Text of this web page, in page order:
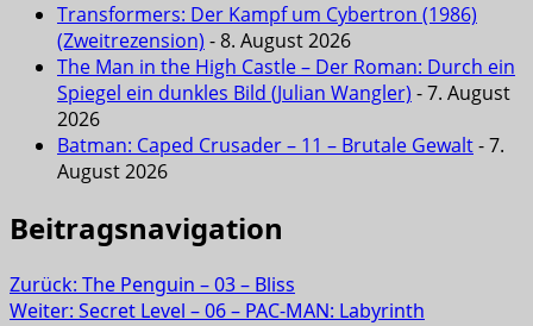
Transformers: Der Kampf um Cybertron (1986)
(Zweitrezension) - 8. August 2026
The Man in the High Castle – Der Roman: Durch ein
Spiegel ein dunkles Bild (Julian Wangler) - 7. August
2026
Batman: Caped Crusader – 11 – Brutale Gewalt- 7.
August 2026
Beitragsnavigation
Zurück: The Penguin – 03 – Bliss
Weiter: Secret Level – 06 – PAC-MAN: Labyrinth